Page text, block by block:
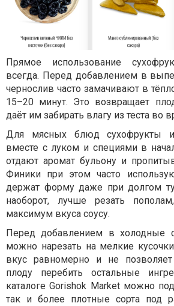
Прямое использование
всегда. Перед добавлением в
чернослив часто замачивают в
15–20 минут. Это возвращает
даёт им забирать влагу из теста во
Для мясных блюд сухофрукты
вместе с луком и специями в
отдают аромат бульону и
Финики при этом часто
держат форму даже при долгом
наоборот, лучше резать
максимум вкуса соусу.
Перед добавлением в холодные
можно нарезать на мелкие
вкус равномерно и не
плоду перебить остальные
каталоге Gorishok Market можно
так и более плотные сорта под